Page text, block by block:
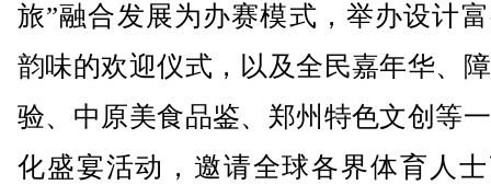
旅”融合发展为办赛模式，举办设计
韵味的欢迎仪式，以及全民嘉年华、
验、中原美食品鉴、郑州特色文创等
化盛宴活动，邀请全球各界体育人